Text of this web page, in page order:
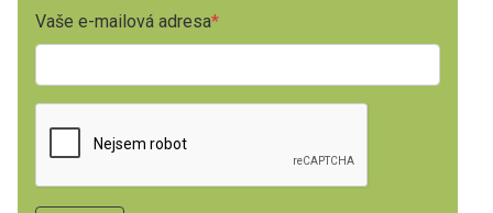
Vaše e-mailová adresa